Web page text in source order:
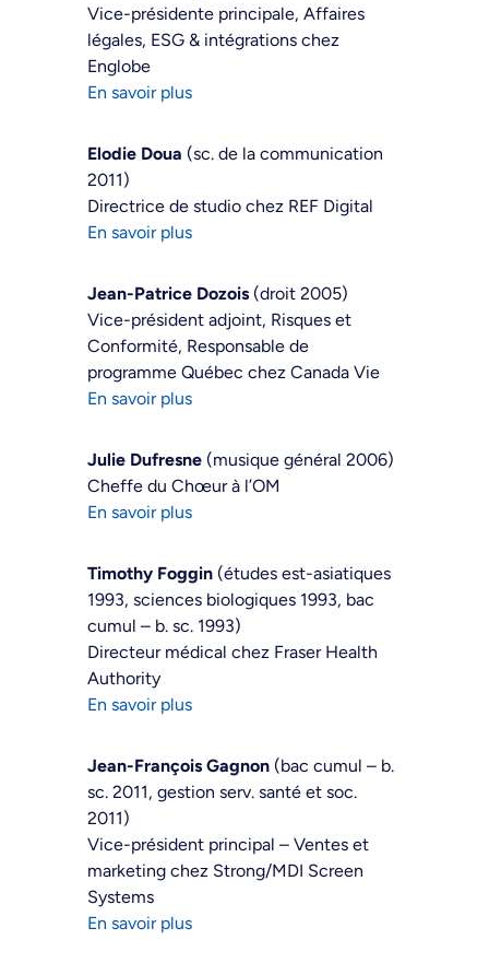
Vice-présidente principale, Affaires
légales, ESG & intégrations chez
Englobe
En savoir plus
Elodie Doua (sc. de la communication
2011)
Directrice de studio chez REF Digital
En savoir plus
Jean-Patrice Dozois (droit 2005)
Vice-président adjoint, Risques et
Conformité, Responsable de
programme Québec chez Canada Vie
En savoir plus
Julie Dufresne (musique général 2006)
Cheffe du Chœur à l’OM
En savoir plus
Timothy Foggin (études est-asiatiques
1993, sciences biologiques 1993, bac
cumul – b. sc. 1993)
Directeur médical chez Fraser Health
Authority
En savoir plus
Jean-François Gagnon (bac cumul – b.
sc. 2011, gestion serv. santé et soc.
2011)
Vice-président principal – Ventes et
marketing chez Strong/MDI Screen
Systems
En savoir plus